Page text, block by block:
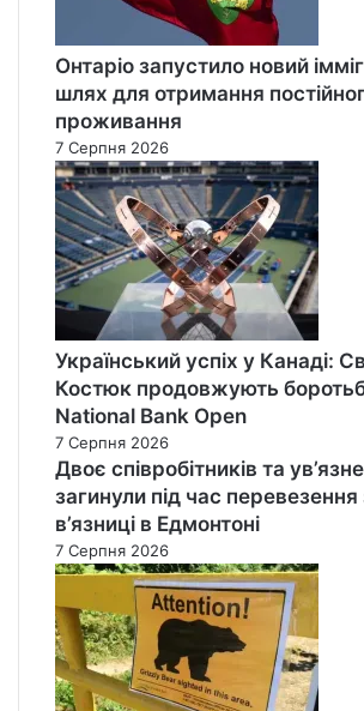
Онтаріо запустило новий
шлях для отримання
проживання
7 Серпня 2026
Український успіх у Канаді:
Костюк продовжують
National Bank Open
7 Серпня 2026
Двоє співробітників та
загинули під час перевезення
в’язниці в Едмонтоні
7 Серпня 2026